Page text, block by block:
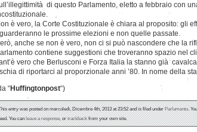
di questo Parlamento, eletto a febbraio con
è vero, la Corte Costituzionale è chiara al proposito: gli
le prossime elezioni e non quelle passate.
anche se non è vero, non ci si può nascondere che la
contiene suggestioni che troveranno spazio nel
vero che Berlusconi e Forza Italia la stanno già
di riportarci al proporzionale anni ’80. In nome della
“Huffingtonpost“)
entry was posted on mercoledì, Dicembre 4th, 2013 at 23:52 and is filed underParlamento.
You canleave a response, ortrackbackfrom your own site.